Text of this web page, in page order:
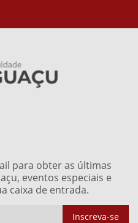
para obter as últimas
eventos especiais e
caixa de entrada.
Inscreva-se